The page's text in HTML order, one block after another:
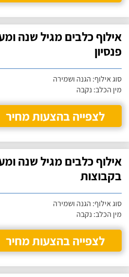
אילוף כלבים מגיל שנה
פנסיון
סוג אילוף: הגנה ושמירה
מין הכלב: נקבה
לצפייה בהצעות מחיר
אילוף כלבים מגיל שנה
בקבוצות
סוג אילוף: הגנה ושמירה
מין הכלב: נקבה
לצפייה בהצעות מחיר